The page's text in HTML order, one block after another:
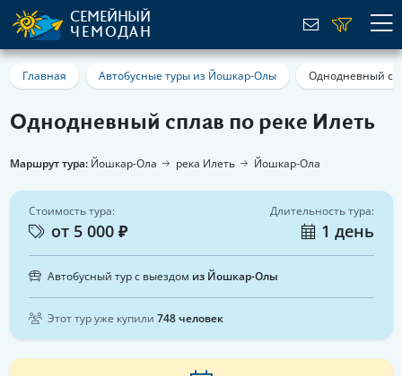
СЕМЕЙНЫЙ
ЧЕМОДАН
Главная Автобусные туры из Йошкар-Олы Однодневный
Однодневный сплав по реке Илеть
Маршрут тура: Йошкар-Ола река Илеть Йошкар-Ола
Стоимость тура:
от 5 000 ₽
Длительность тура:
1 день
Автобусный тур с выездом из Йошкар-Олы
Этот тур уже купили 748 человек